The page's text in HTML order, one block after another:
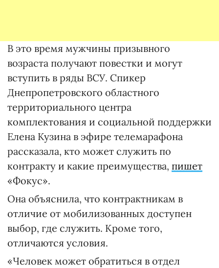
В это время мужчины призывного
возраста получают повестки и могут
вступить в ряды ВСУ. Спикер
Днепропетровского областного
территориального центра
комплектования и социальной поддержки
Елена Кузина в эфире телемарафона
рассказала, кто может служить по
контракту и какие преимущества, пишет
«Фокус».
Она объяснила, что контрактникам в
отличие от мобилизованных доступен
выбор, где служить. Кроме того,
отличаются условия.
«Человек может обратиться в отдел